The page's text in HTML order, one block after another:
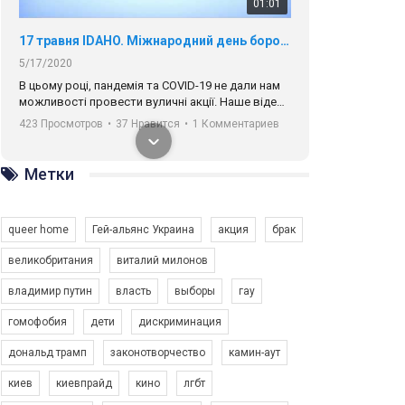
01:01
17 травня IDAHO. Міжнародний день боротьби з гомофобією трансфобією і біфобія.
5/17/2020
В цьому році, пандемія та COVІD-19 не дали нам
можливості провести вуличні акції. Наше відео-
звернення про те, що навіть коли ми у різних
містах та не можемо зустрінеться, ми разом. Ми
закликаємо всіх хто поділяє цінності рівності та
солідарності, приєднатися до нас. Регіональні
підрозділи ГАУ є в 16 областях України.
423 Просмотров • 37 Нравится • 1 Комментариев
Зупинимо насильство проти ЛГБТ в Україні! Stop violence against LGBT in Ukraine!
Емоційний та вражаючий промо-ролік на
Метки
queer home Гей-альянс Украина акция брак
великобритания виталий милонов
владимир путин власть выборы гау
гомофобия дети дискриминация
дональд трамп законотворчество камин-аут
киев киевпрайд кино лгбт